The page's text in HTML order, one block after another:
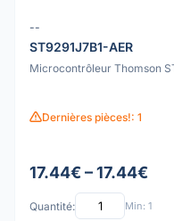
--
ST9291J7B1-AER
Microcontrôleur Thomson
Dernières pièces!: 1
17.44€ – 17.44€
Quantité: Min: 1